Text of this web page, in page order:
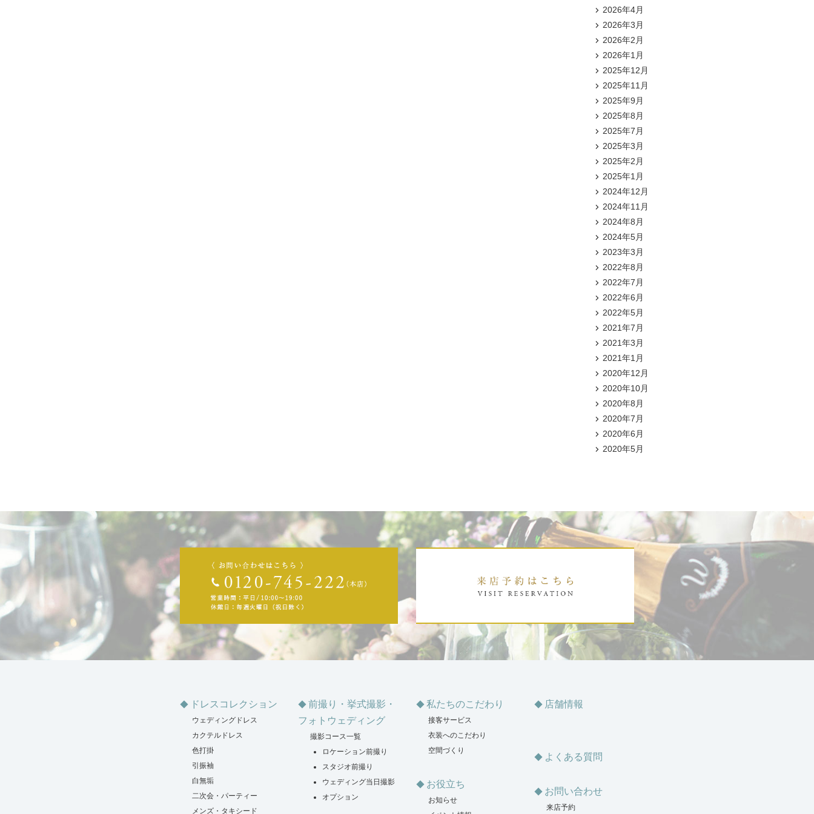
2026年4月
2026年3月
2026年2月
2026年1月
2025年12月
2025年11月
2025年9月
2025年8月
2025年7月
2025年3月
2025年2月
2025年1月
2024年12月
2024年11月
2024年8月
2024年5月
2023年3月
2022年8月
2022年7月
2022年6月
2022年5月
2021年7月
2021年3月
2021年1月
2020年12月
2020年10月
2020年8月
2020年7月
2020年6月
2020年5月
ドレスコレクション
ウェディングドレス
カクテルドレス
色打掛
引振袖
白無垢
二次会・パーティー
メンズ・タキシード
前撮り・挙式撮影・
フォトウェディング
撮影コース一覧
ロケーション前撮り
スタジオ前撮り
ウェディング当日撮影
オプション
私たちのこだわり
接客サービス
衣装へのこだわり
空間づくり
お役立ち
お知らせ
店舗情報
よくある質問
お問い合わせ
来店予約